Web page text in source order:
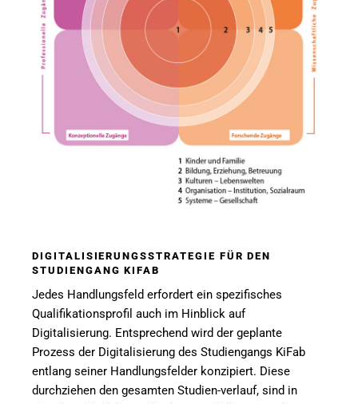
DIGITALISIERUNGSSTRATEGIE FÜR DEN
STUDIENGANG KIFAB
Jedes Handlungsfeld erfordert ein spezifisches
Qualifikationsprofil auch im Hinblick auf
Digitalisierung. Entsprechend wird der geplante
Prozess der Digitalisierung des Studiengangs KiFab
entlang seiner Handlungsfelder konzipiert. Diese
durchziehen den gesamten Studien-verlauf, sind in